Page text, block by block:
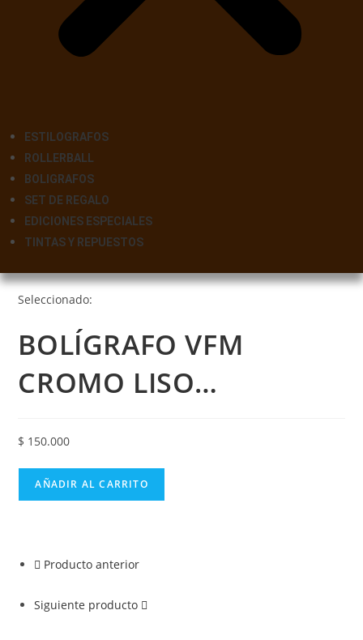
ESTILOGRAFOS
ROLLERBALL
BOLIGRAFOS
SET DE REGALO
EDICIONES ESPECIALES
TINTAS Y REPUESTOS
Seleccionado:
BOLÍGRAFO VFM
CROMO LISO…
$ 150.000
AÑADIR AL CARRITO
Producto anterior
Siguiente producto